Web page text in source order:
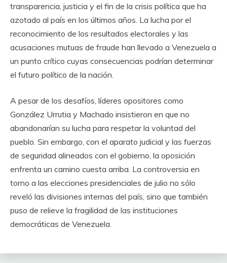
transparencia, justicia y el fin de la crisis política que ha
azotado al país en los últimos años. La lucha por el
reconocimiento de los resultados electorales y las
acusaciones mutuas de fraude han llevado a Venezuela a
un punto crítico cuyas consecuencias podrían determinar
el futuro político de la nación.
A pesar de los desafíos, líderes opositores como
González Urrutia y Machado insistieron en que no
abandonarían su lucha para respetar la voluntad del
pueblo. Sin embargo, con el aparato judicial y las fuerzas
de seguridad alineados con el gobierno, la oposición
enfrenta un camino cuesta arriba. La controversia en
torno a las elecciones presidenciales de julio no sólo
reveló las divisiones internas del país, sino que también
puso de relieve la fragilidad de las instituciones
democráticas de Venezuela.